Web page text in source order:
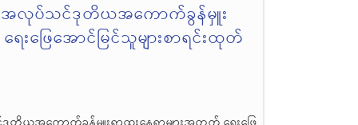
၊ အလုပ်သင်ဒုတိယအကောက်ခွန်မှူး
းဖြေအောင်မြင်သူများစာရင်းထုတ်